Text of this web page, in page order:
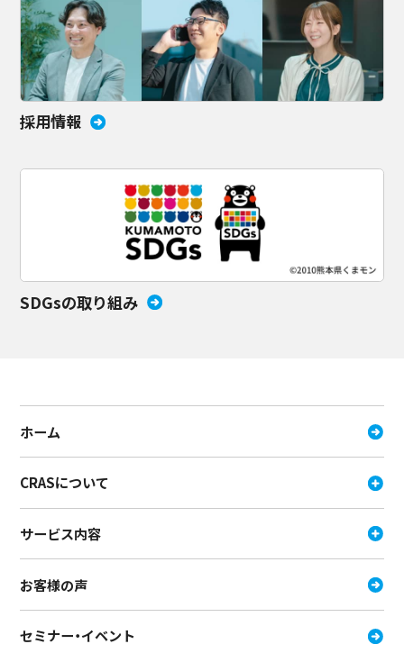
採用情報
SDGsの取り組み
ホーム
CRASについて
サービス内容
お客様の声
セミナー・イベント